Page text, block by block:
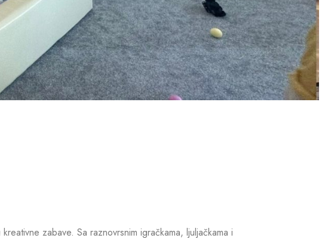
zabave. Sa raznovrsnim igračkama, ljuljačkama i